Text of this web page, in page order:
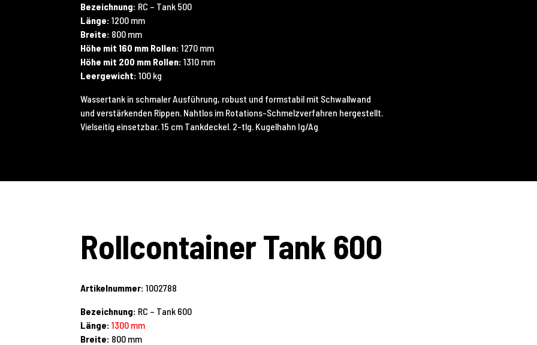
Bezeichnung: RC – Tank 500
Länge: 1200 mm
Breite: 800 mm
Höhe mit 160 mm Rollen: 1270 mm
Höhe mit 200 mm Rollen: 1310 mm
Leergewicht: 100 kg
Wassertank in schmaler Ausführung, robust und formstabil mit Schwallwand
und verstärkenden Rippen. Nahtlos im Rotations-Schmelzverfahren hergestellt.
Vielseitig einsetzbar. 15 cm Tankdeckel. 2-tlg. Kugelhahn Ig/Ag
Rollcontainer Tank 600
Artikelnummer: 1002788
Bezeichnung: RC – Tank 600
Länge: 1300 mm
Breite: 800 mm